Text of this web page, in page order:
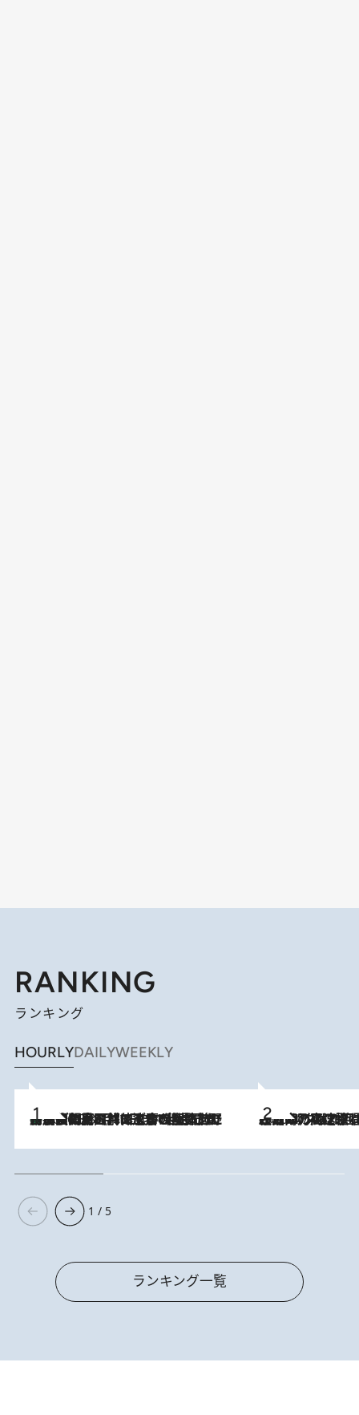
RANKING
ランキング
HOURLYDAILYWEEKLY
2026.8.8
「最後に見られてよかった」上野動物園の東園パンダ舎が解体前に特別公開。8月16日まで延長されたパネル展と共に辿る“半世紀”のパンダ飼育《解体工事の図面あり》 2026.8.7
「湘南乃風に憧れて」観客大盛上がりの“タオル回し”に、ラッパー顔負けの高速歌唱まで…さだまさし（74）のアグレッシブすぎる現在地
1 / 5
ランキング一覧